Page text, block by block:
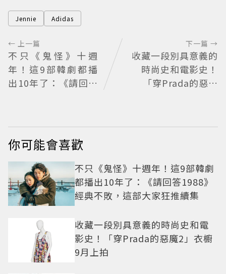
Jennie Adidas
← 上一篇
不只《鬼怪》十週
年！這9部韓劇都播
出10年了：《請回答
下一篇 →
收藏一段別具意義的
時尚史和電影史！
「穿Prada的惡魔
你可能會喜歡
不只《鬼怪》十週年！這9部韓劇
都播出10年了：《請回答1988》
經典不敗，這部大家狂推續集
收藏一段別具意義的時尚史和電
影史！「穿Prada的惡魔2」衣櫥
9月上拍